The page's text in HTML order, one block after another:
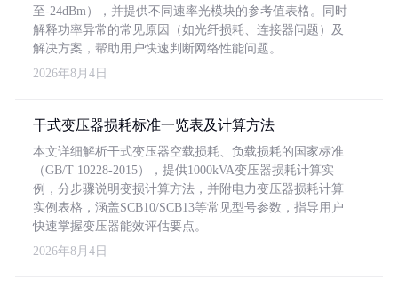
至-24dBm），并提供不同速率光模块的参考值表格。同时
解释功率异常的常见原因（如光纤损耗、连接器问题）及
解决方案，帮助用户快速判断网络性能问题。
2026年8月4日
干式变压器损耗标准一览表及计算方法
本文详细解析干式变压器空载损耗、负载损耗的国家标准
（GB/T 10228-2015），提供1000kVA变压器损耗计算实
例，分步骤说明变损计算方法，并附电力变压器损耗计算
实例表格，涵盖SCB10/SCB13等常见型号参数，指导用户
快速掌握变压器能效评估要点。
2026年8月4日